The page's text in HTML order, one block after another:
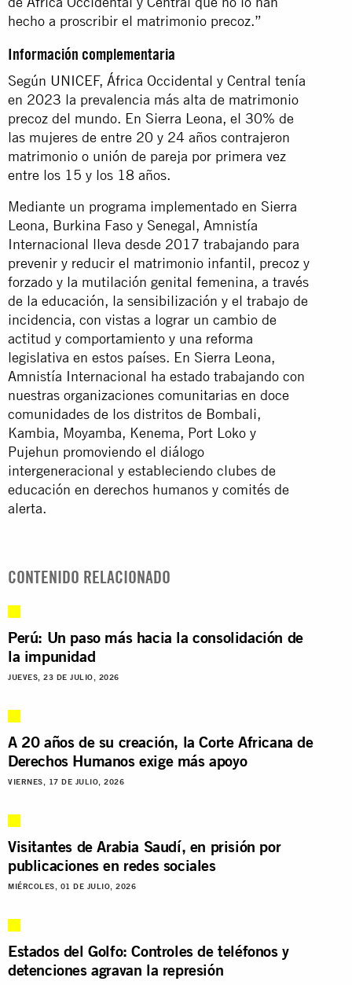
hecho a proscribir el matrimonio precoz.”
Información complementaria
Según UNICEF, África Occidental y Central tenía
en 2023 la prevalencia más alta de matrimonio
precoz del mundo. En Sierra Leona, el 30% de
las mujeres de entre 20 y 24 años contrajeron
matrimonio o unión de pareja por primera vez
entre los 15 y los 18 años.
Mediante un programa implementado en Sierra
Leona, Burkina Faso y Senegal, Amnistía
Internacional lleva desde 2017 trabajando para
prevenir y reducir el matrimonio infantil, precoz y
forzado y la mutilación genital femenina, a través
de la educación, la sensibilización y el trabajo de
incidencia, con vistas a lograr un cambio de
actitud y comportamiento y una reforma
legislativa en estos países. En Sierra Leona,
Amnistía Internacional ha estado trabajando con
nuestras organizaciones comunitarias en doce
comunidades de los distritos de Bombali,
Kambia, Moyamba, Kenema, Port Loko y
Pujehun promoviendo el diálogo
intergeneracional y estableciendo clubes de
educación en derechos humanos y comités de
alerta.
CONTENIDO RELACIONADO
Perú: Un paso más hacia la consolidación de
la impunidad
JUEVES, 23 DE JULIO, 2026
A 20 años de su creación, la Corte Africana de
Derechos Humanos exige más apoyo
VIERNES, 17 DE JULIO, 2026
Visitantes de Arabia Saudí, en prisión por
publicaciones en redes sociales
MIÉRCOLES, 01 DE JULIO, 2026
Estados del Golfo: Controles de teléfonos y
detenciones agravan la represión